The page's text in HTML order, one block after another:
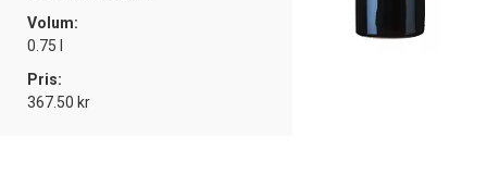
Volum:
0.75 l
Pris:
367.50 kr